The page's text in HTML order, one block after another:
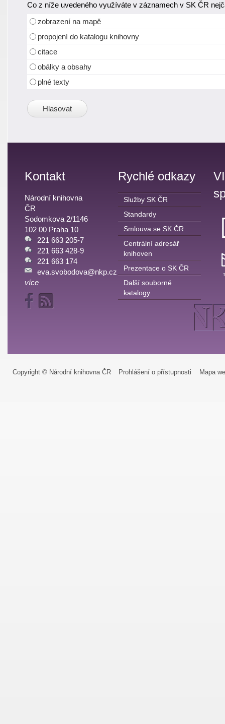
Co z níže uvedeného využíváte v záznamech v SK ČR
zobrazení na mapě
propojení do katalogu knihovny
citace
obálky a obsahy
plné texty
Kontakt
Národní knihovna
ČR
Sodomkova 2/1146
102 00 Praha 10
221 663 205-7
221 663 428-9
221 663 174
eva.svobodova@nkp.cz
více
Rychlé odkazy
Služby SK ČR
Standardy
Smlouva se SK ČR
Centrální adresář
knihoven
Prezentace o SK ČR
Další souborné
katalogy
Copyright © Národní knihovna ČR Prohlášení o přístupnosti Mapa